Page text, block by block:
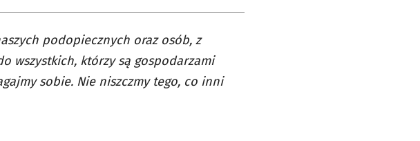
podopiecznych oraz osób, z
wszystkich, którzy są gospodarzami
sobie. Nie niszczmy tego, co inni